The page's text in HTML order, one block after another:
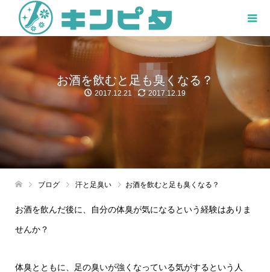
お酒を飲むと足も臭くなる？
2017.12.21 2017.12.19
ブログ 汗と足臭い お酒を飲むと足も臭くなる？
お酒を飲んだ後に、自分の体臭が気になるという経験はありま
せんか？
体臭とともに、足の臭いが強くなっている気がするという人